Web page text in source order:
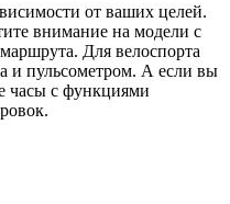
от ваших целей.
внимание на модели с
Для велоспорта
и пульсометром. А если вы
часы с функциями